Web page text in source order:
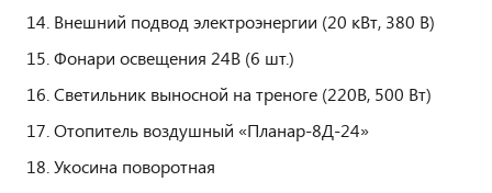
Внешний подвод электроэнергии (20 кВт, 380 В)
Фонари освещения 24В (6 шт.)
Светильник выносной на треноге (220В, 500 Вт)
Отопитель воздушный «Планар-8Д-24»
Укосина поворотная